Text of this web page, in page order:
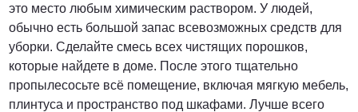
это место любым химическим раствором. У людей,
обычно есть большой запас всевозможных средств для
уборки. Сделайте смесь всех чистящих порошков,
которые найдете в доме. После этого тщательно
пропылесосьте всё помещение, включая мягкую мебель,
плинтуса и пространство под шкафами. Лучше всего